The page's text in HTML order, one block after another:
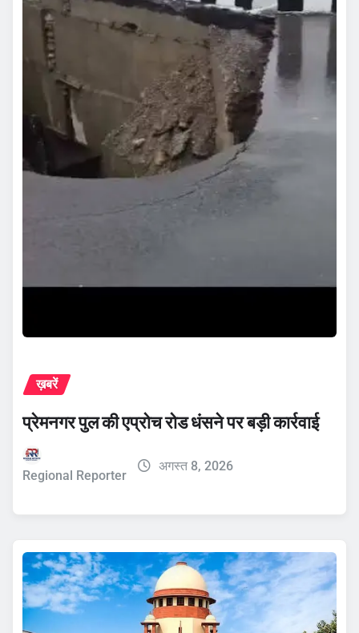
ख़बरें
प्रेमनगर पुल की एप्रोच रोड धंसने पर बड़ी कार्रवाई
Regional Reporter
अगस्त 8, 2026